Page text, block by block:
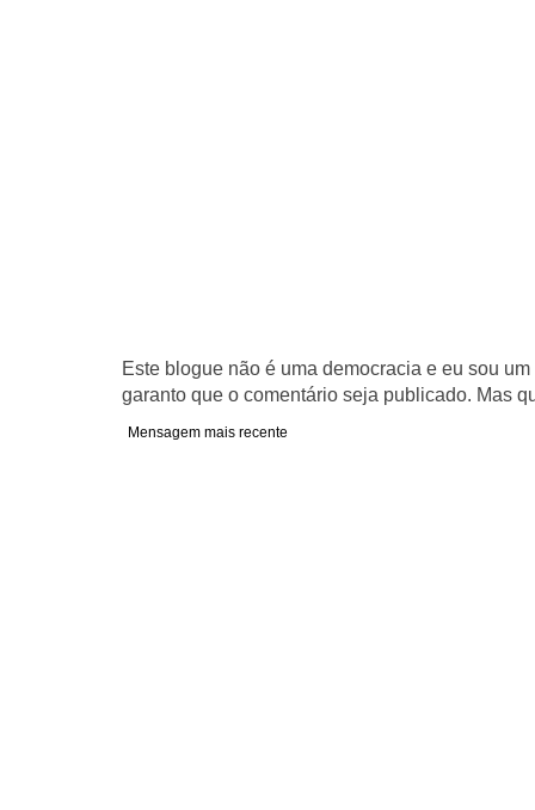
Este blogue não é uma democracia e eu sou
garanto que o comentário seja publicado. Mas
Mensagem mais recente